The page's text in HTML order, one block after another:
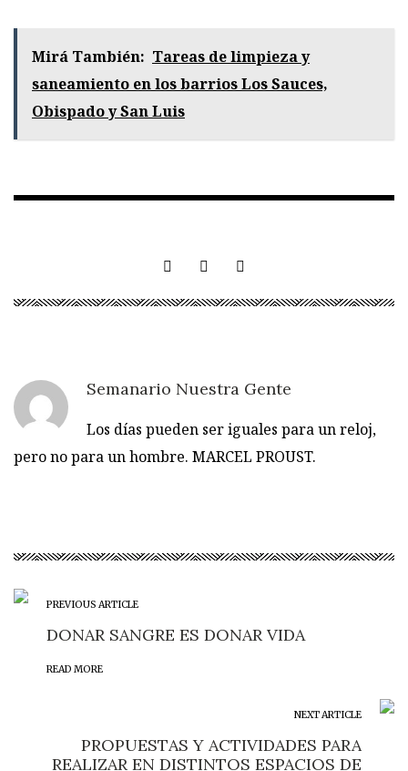
Mirá También: Tareas de limpieza y
saneamiento en los barrios Los Sauces,
Obispado y San Luis
Semanario Nuestra Gente
Los días pueden ser iguales para un reloj,
pero no para un hombre. MARCEL PROUST.
PREVIOUS ARTICLE
DONAR SANGRE ES DONAR VIDA
READ MORE
NEXT ARTICLE
PROPUESTAS Y ACTIVIDADES PARA
REALIZAR EN DISTINTOS ESPACIOS DE